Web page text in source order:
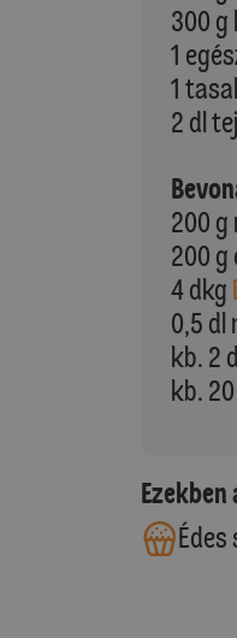
300
1
1
2 dl tej
200
200
4 dkg
0,5 dl
kb. 2
kb.